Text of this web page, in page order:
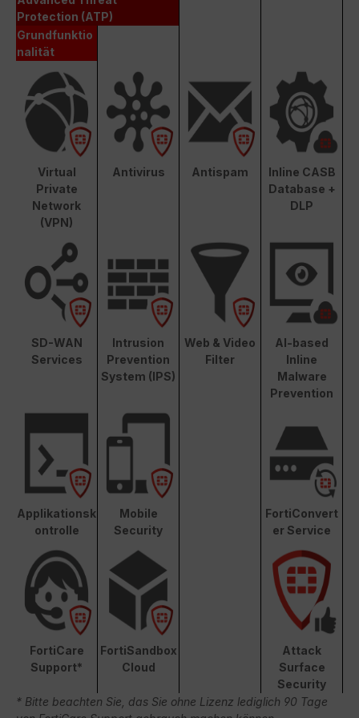
Protection (ATP)
Grundfunktio
nalität
Virtual
Private
Network
(VPN)
Antivirus Antispam
Inline CASB
Database +
DLP
SD-WAN
Services
Intrusion
Prevention
System (IPS)
Web & Video
Filter
AI-based
Inline
Malware
Prevention
Applikationsk
ontrolle
Mobile
Security
FortiConvert
er Service
FortiCare
Support*
FortiSandbox
Cloud
Attack
Surface
Security
* Bitte beachten Sie, das Sie ohne Lizenz lediglich 90 Tage